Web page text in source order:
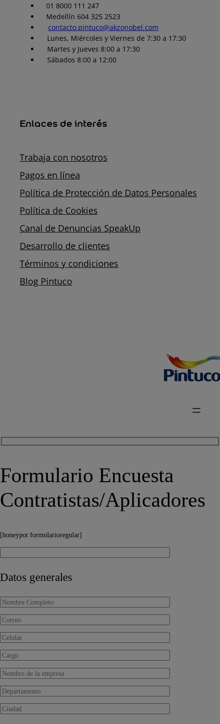
01 8000 111 247
Medellín 604 325 2523
contacto.pintuco@akzonobel.com
Lunes, Miércoles y Viernes de 7:30 a 17:30
Martes y Jueves 8:00 a 17:30
Sábados 8:00 a 12:00
Enlaces de interés
Trabaja con nosotros
Pagos en línea
Política de Protección de Datos Personales
Política de Cookies
Canal de Denuncias SpeakUp
Desarrollo de clientes
Términos y condiciones
Blog Pintuco
Formulario Encuesta
Contratistas/Aplicadores
[honeypot formularioregular]
Datos generales